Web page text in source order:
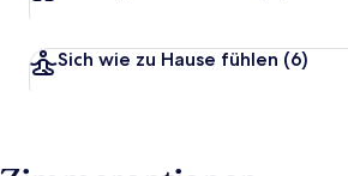
Sich wie zu Hause fühlen (6)